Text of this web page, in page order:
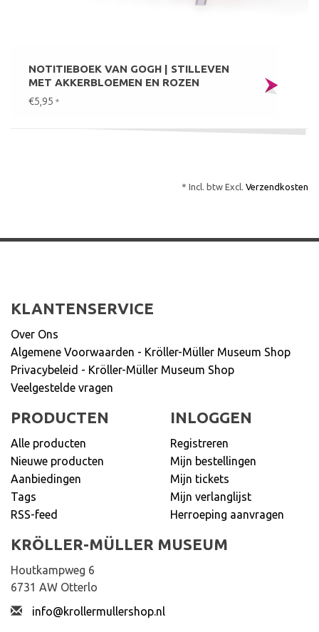
NOTITIEBOEK VAN GOGH | STILLEVEN
MET AKKERBLOEMEN EN ROZEN
€5,95 *
* Incl. btw Excl. Verzendkosten
KLANTENSERVICE
Over Ons
Algemene Voorwaarden - Kröller-Müller Museum Shop
Privacybeleid - Kröller-Müller Museum Shop
Veelgestelde vragen
PRODUCTEN
Alle producten
Nieuwe producten
Aanbiedingen
Tags
RSS-feed
INLOGGEN
Registreren
Mijn bestellingen
Mijn tickets
Mijn verlanglijst
Herroeping aanvragen
KRÖLLER-MÜLLER MUSEUM
Houtkampweg 6
6731 AW Otterlo
info@krollermullershop.nl